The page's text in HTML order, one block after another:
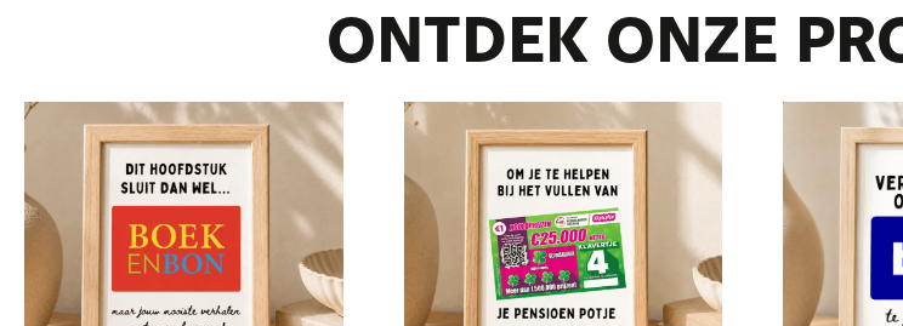
ONTDEK ONZE